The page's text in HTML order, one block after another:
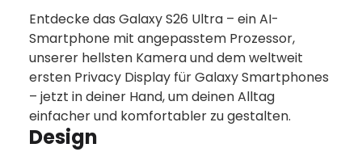
Entdecke das Galaxy S26 Ultra – ein AI-
Smartphone mit angepasstem Prozessor,
unserer hellsten Kamera und dem weltweit
ersten Privacy Display für Galaxy Smartphones
– jetzt in deiner Hand, um deinen Alltag
einfacher und komfortabler zu gestalten.
Design